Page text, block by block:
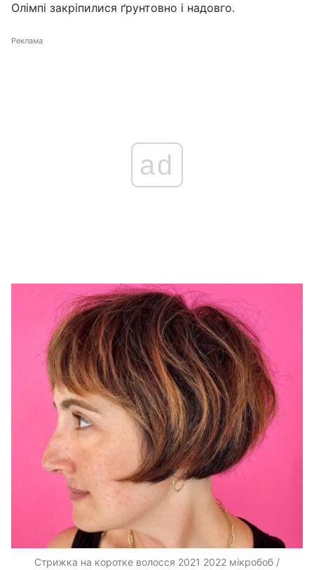
Олімпі закріпилися ґрунтовно і надовго.
Реклама
ad
Стрижка на коротке волосся 2021 2022 мікробоб /